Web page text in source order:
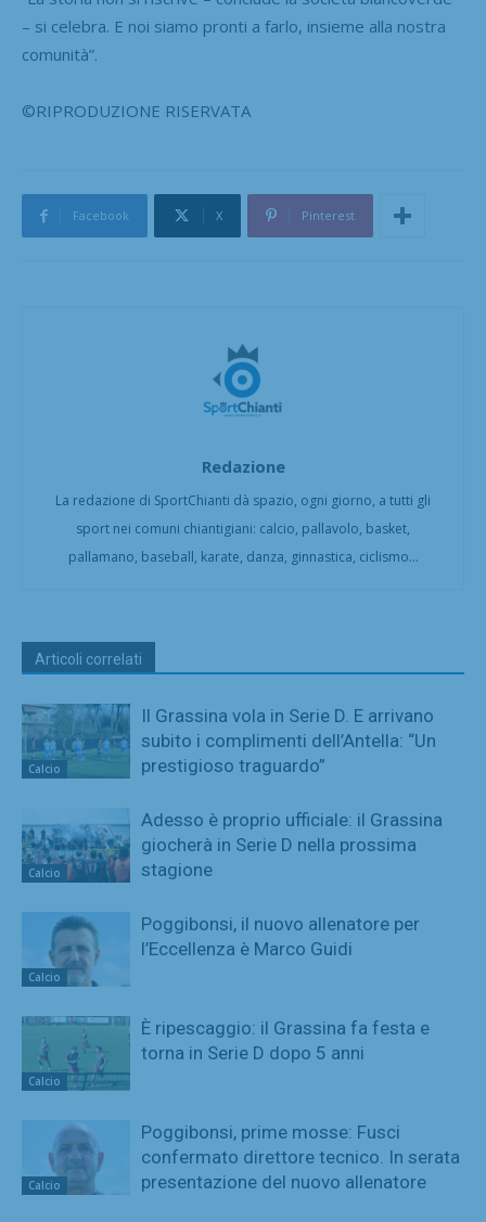
– si celebra. E noi siamo pronti a farlo, insieme alla nostra
comunità”.
©RIPRODUZIONE RISERVATA
Facebook X Pinterest
Redazione
La redazione di SportChianti dà spazio, ogni giorno, a tutti gli
sport nei comuni chiantigiani: calcio, pallavolo, basket,
pallamano, baseball, karate, danza, ginnastica, ciclismo...
Articoli correlati
Calcio
Il Grassina vola in Serie D. E arrivano
subito i complimenti dell’Antella: “Un
prestigioso traguardo”
Calcio
Adesso è proprio ufficiale: il Grassina
giocherà in Serie D nella prossima
stagione
Calcio
Poggibonsi, il nuovo allenatore per
l’Eccellenza è Marco Guidi
Calcio
È ripescaggio: il Grassina fa festa e
torna in Serie D dopo 5 anni
Calcio
Poggibonsi, prime mosse: Fusci
confermato direttore tecnico. In serata
presentazione del nuovo allenatore